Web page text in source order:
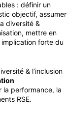
: définir un
objectif, assumer
diversité &
mettre en
forte du
& l’inclusion
la performance, la
RSE.